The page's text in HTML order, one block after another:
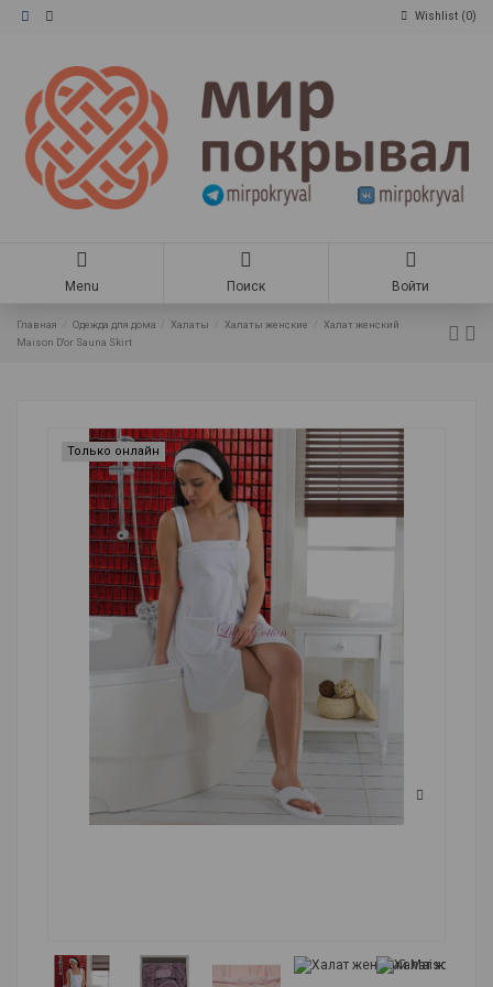
Wishlist (0)
Menu Поиск Войти
Главная Одежда для дома Халаты Халаты женские
Халат женский
Maison D'or Sauna Skirt
Только онлайн